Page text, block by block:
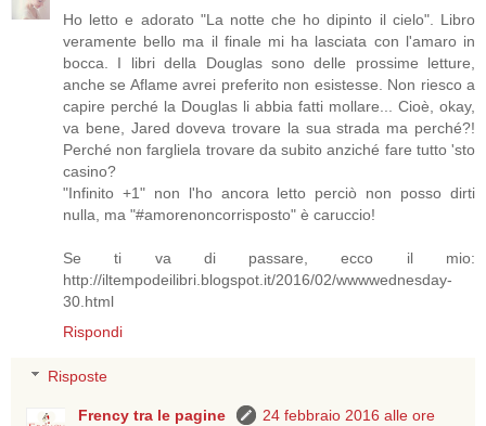
Ho letto e adorato "La notte che ho dipinto il cielo". Libro
veramente bello ma il finale mi ha lasciata con l'amaro in
bocca. I libri della Douglas sono delle prossime letture,
anche se Aflame avrei preferito non esistesse. Non riesco a
capire perché la Douglas li abbia fatti mollare... Cioè, okay,
va bene, Jared doveva trovare la sua strada ma perché?!
Perché non fargliela trovare da subito anziché fare tutto 'sto
casino?
"Infinito +1" non l'ho ancora letto perciò non posso dirti
nulla, ma "#amorenoncorrisposto" è caruccio!
Se ti va di passare, ecco il mio:
http://iltempodeilibri.blogspot.it/2016/02/wwwwednesday-
30.html
Rispondi
Risposte
Frency tra le pagine
24 febbraio 2016 alle ore